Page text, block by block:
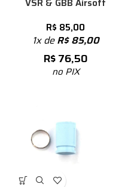
VSR & GBB Airsoft
R$ 85,00
1x deR$85,00
R$76,50
no PIX